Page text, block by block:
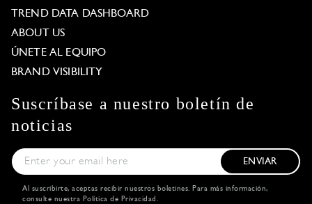
TREND DATA DASHBOARD
ABOUT US
ÚNETE AL EQUIPO
BRAND VISIBILITY
Suscríbase a nuestro boletín de
noticias
ENVIAR
Al suscribirte, aceptas recibir nuestros boletines. Para más información,
consulte nuestra Política de Privacidad.